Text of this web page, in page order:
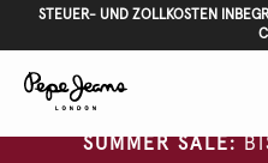
STEUER- UND ZOLLKOSTEN
SUMMER SALE: